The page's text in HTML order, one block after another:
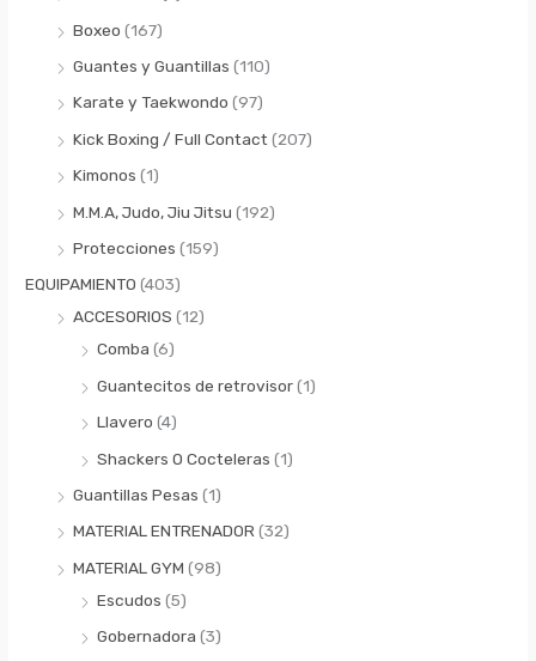
Boxeo (167)
Guantes y Guantillas (110)
Karate y Taekwondo (97)
Kick Boxing / Full Contact (207)
Kimonos (1)
M.M.A, Judo, Jiu Jitsu (192)
Protecciones (159)
EQUIPAMIENTO (403)
ACCESORIOS (12)
Comba (6)
Guantecitos de retrovisor(1)
Llavero (4)
Shackers O Cocteleras (1)
Guantillas Pesas (1)
MATERIAL ENTRENADOR(32)
MATERIAL GYM (98)
Escudos (5)
Gobernadora (3)